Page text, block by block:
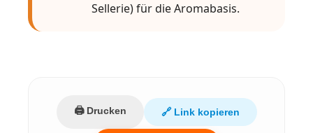
Sellerie) für die Aromabasis.
🖨️ Drucken 🔗 Link kopieren